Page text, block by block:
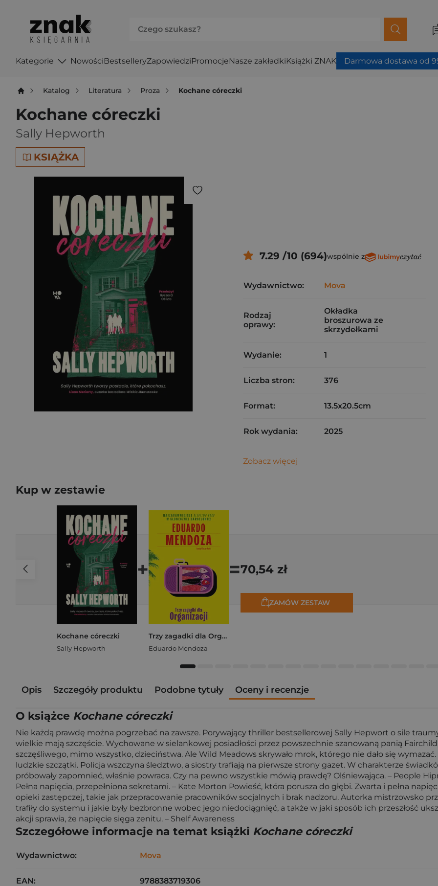
Kategorie NowościBestselleryZapowiedziPromocjeNasze zakładkiKsiążki ZNAK Darmowa dostawa od
Katalog Literatura Proza Kochane córeczki
Kochane córeczki
Sally Hepworth
KSIĄŻKA
7.29 /10 (694)wspólnie z
Wydawnictwo: Mova
Rodzaj
oprawy:
Okładka
broszurowa ze
skrzydełkami
Wydanie: 1
Liczba stron: 376
Format: 13.5x20.5cm
Rok wydania: 2025
Zobacz więcej
Kup w zestawie
Kochane córeczki
Sally Hepworth
+
Trzy zagadki dla Organizacji
Eduardo Mendoza
=70,54 zł
ZAMÓW ZESTAW
Opis Szczegóły produktu Podobne tytuły Oceny i recenzje
O książce Kochane córeczki
Nie każdą prawdę można pogrzebać na zawsze. Porywający thriller bestsellerowej Sally Hepwort o sile
wielkie mają szczęście. Wychowane w sielankowej posiadłości przez powszechnie szanowaną panią
szczęśliwego, mimo wszystko, dzieciństwa. Ale Wild Meadows skrywało mrok, którego nie dało się
ludzkie szczątki. Policja wszczyna śledztwo, a siostry trafiają na pierwsze strony gazet. W charakterze
próbowały zapomnieć, właśnie powraca. Czy na pewno wszystkie mówią prawdę? Olśniewająca. – People
Pełna napięcia, przepełniona sekretami. – Kate Morton Powieść, która porusza do głębi. Zwarta i pełna
opieki zastępczej, takie jak przepracowanie pracowników socjalnych i brak nadzoru. Autorka mistrzowsko
trafiły do systemu i jakie były bezbronne wobec jego niedociągnięć, a także w jaki sposób ich przeszłość
akcji sprawia, że napięcie sięga zenitu. – Shelf Awareness
Szczegółowe informacje na temat książki Kochane córeczki
Wydawnictwo: Mova
EAN: 9788383719306